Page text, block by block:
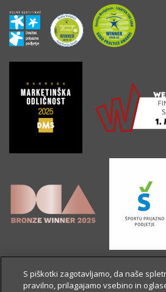
S piškotki zagotavljamo, da naše
pravilno, prilagajamo vsebino in